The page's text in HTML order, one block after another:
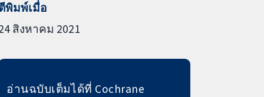
พิมพ์เมื่อ
สิงหาคม 2021
อ่านฉบับเต็มได้ที่ Cochrane